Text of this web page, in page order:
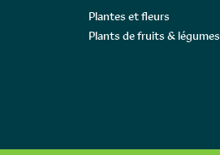
Plantes et fleurs
Plants de fruits & légumes